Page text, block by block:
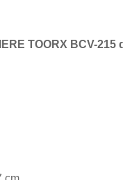
TOORX BCV-215